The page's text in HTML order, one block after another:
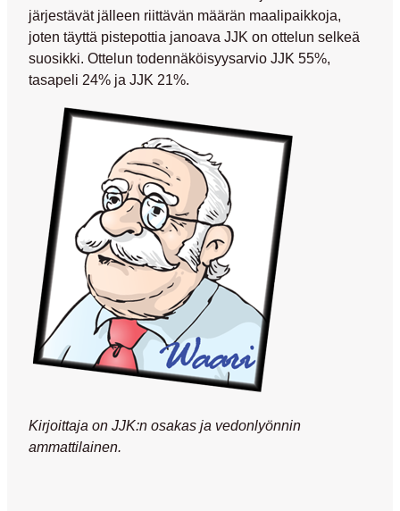
järjestävät jälleen riittävän määrän maalipaikkoja,
joten täyttä pistepottia janoava JJK on ottelun selkeä
suosikki. Ottelun todennäköisyysarvio JJK 55%,
tasapeli 24% ja JJK 21%.
Kirjoittaja on JJK:n osakas ja vedonlyönnin
ammattilainen.